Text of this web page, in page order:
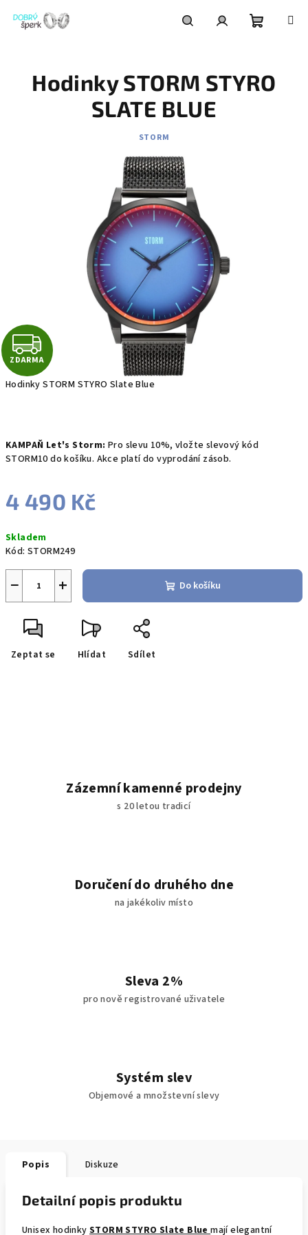
obsah
košík
Hodinky STORM STYRO Slate Blue
KAMPAŇ Let's Storm: Pro slevu 10%, vložte slevový kód
STORM10 do košíku. Akce platí do vyprodání zásob.
4 490 Kč
cena:
Skladem
Kód: STORM249
+
− Do košíku
Zeptat se Hlídat Sdílet
Hodinky STORM STYRO
SLATE BLUE
STORM
Z
D
M
A
ZDARMA
Zázemní kamenné prodejny
s 20 letou tradicí
Doručení do druhého dne
na jakékoliv místo
Sleva 2%
pro nově registrované uživatele
Systém slev
Objemové a množstevní slevy
Popis Diskuze
Detailní popis produktu
Unisex hodinky STORM STYRO Slate Bluemají elegantní